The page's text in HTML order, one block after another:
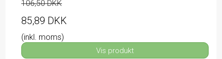
106,50 DKK
85,89 DKK
(inkl. moms)
Vis produkt